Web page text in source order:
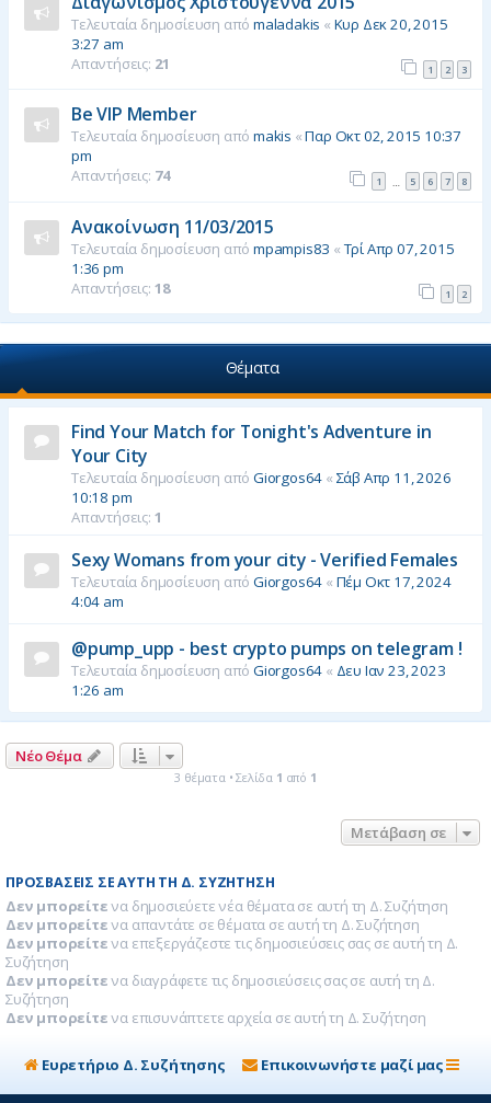
Τελευταία δημοσίευση απόmaladakis « Κυρ Δεκ 20, 2015
3:27 am
Απαντήσεις: 21 1 2 3
Be VIP Member
Τελευταία δημοσίευση απόmakis «Παρ Οκτ 02, 2015 10:37
pm
Απαντήσεις: 74 1 … 5 6 7 8
Ανακοίνωση 11/03/2015
Τελευταία δημοσίευση απόmpampis83 « Τρί Απρ 07, 2015
1:36 pm
Απαντήσεις: 18 1 2
Θέματα
Find Your Match for Tonight's Adventure in
Your City
Τελευταία δημοσίευση απόGiorgos64 « Σάβ Απρ 11, 2026
10:18 pm
Απαντήσεις: 1
Sexy Womans from your city - Verified Females
Τελευταία δημοσίευση απόGiorgos64 « Πέμ Οκτ 17, 2024
4:04 am
@pump_upp - best crypto pumps on telegram !
Τελευταία δημοσίευση απόGiorgos64 « Δευ Ιαν 23, 2023
1:26 am
Νέο Θέμα
3 θέματα • Σελίδα 1 από 1
Μετάβαση σε
ΠΡΟΣΒΆΣΕΙΣ ΣΕ ΑΥΤΉ ΤΗ Δ. ΣΥΖΉΤΗΣΗ
Δεν μπορείτενα δημοσιεύετε νέα θέματα σε αυτή τη Δ. Συζήτηση
Δεν μπορείτενα απαντάτε σε θέματα σε αυτή τη Δ. Συζήτηση
Δεν μπορείτενα επεξεργάζεστε τις δημοσιεύσεις σας σε αυτή τη Δ.
Συζήτηση
Δεν μπορείτενα διαγράφετε τις δημοσιεύσεις σας σε αυτή τη Δ.
Συζήτηση
Δεν μπορείτενα επισυνάπτετε αρχεία σε αυτή τη Δ. Συζήτηση
Ευρετήριο Δ. Συζήτησης Επικοινωνήστε μαζί μας